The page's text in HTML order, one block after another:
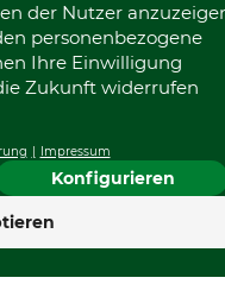
der Nutzer
personenbezogene
Ihre Einwilligung
Zukunft widerrufen
Impressum
Konfigurieren